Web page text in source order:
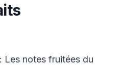
: Les notes fruitées du